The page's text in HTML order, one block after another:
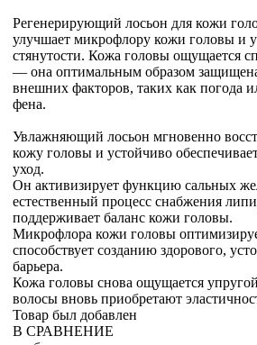
Регенерирующий лосьон для кожи
улучшает микрофлору кожи головы и
стянутости. Кожа головы ощущается
— она оптимальным образом
внешних факторов, таких как погода
фена.
Увлажняющий лосьон мгновенно
кожу головы и устойчиво
уход.
Он активизирует функцию сальных
естественный процесс снабжения
поддерживает баланс кожи головы.
Микрофлора кожи головы
способствует созданию здорового,
барьера.
Кожа головы снова ощущается
волосы вновь приобретают
Товар был добавлен
В СРАВНЕНИЕ